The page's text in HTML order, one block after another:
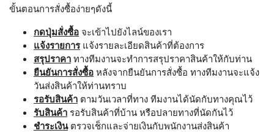
ขั้นตอนการสั่งซื้อง่ายๆดังนี้
กดปุ่มสั่งซื้อ จะเข้าไปยังไลน์ของเรา
แจ้งรายการแจ้งรายละเอียดสินค้าที่ต้องการ
สรุปราคา ทางทีมงานจะทำการสรุปราคาสินค้าให้กับท่าน
ยืนยันการสั่งซื้อ หลังจากยืนยันการสั่งซื้อ ทางทีมงานจะแจ้ง
วันส่งสินค้าให้ท่านทราบ
รอรับสินค้า ตามวันเวลาที่ทาง ทีมงานได้นัดกับทางคุณไว้
รับสินค้า รอรับสินค้าที่บ้าน หรือปลายทางที่นัดกันไว้
ชำระเงินตรวจเช็กและจ่ายเงินกับพนักงานส่งสินค้า